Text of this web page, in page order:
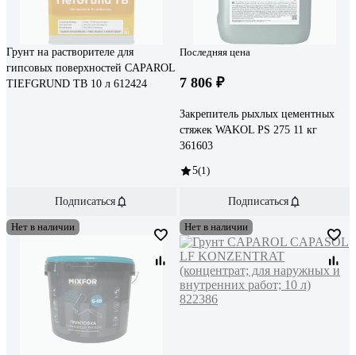
Грунт на растворителе для
гипсовых поверхностей CAPAROL
TIEFGRUND TB 10 л 612424
Подписаться
Последняя цена
7 806 ₽
Закрепитель рыхлых цементных
стяжек WAKOL PS 275 11 кг
361603
5(1)
Подписаться
Нет в наличии Нет в наличии